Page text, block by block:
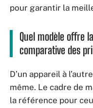
pour garantir la
Quel modèle offre
comparative des
D’un appareil à
même. Le cadre de
la référence pour